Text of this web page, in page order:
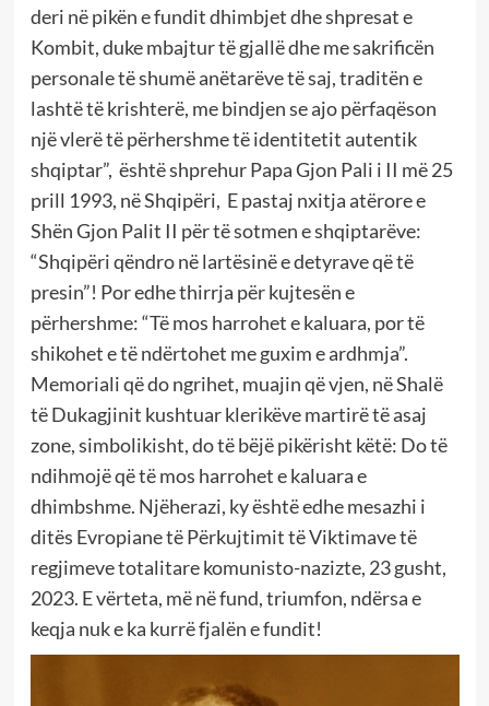
deri në pikën e fundit dhimbjet dhe shpresat e
Kombit, duke mbajtur të gjallë dhe me sakrificën
personale të shumë anëtarëve të saj, traditën e
lashtë të krishterë, me bindjen se ajo përfaqëson
një vlerë të përhershme të identitetit autentik
shqiptar”, është shprehur Papa Gjon Pali i II më 25
prill 1993, në Shqipëri, E pastaj nxitja atërore e
Shën Gjon Palit II për të sotmen e shqiptarëve:
“Shqipëri qëndro në lartësinë e detyrave që të
presin”! Por edhe thirrja për kujtesën e
përhershme: “Të mos harrohet e kaluara, por të
shikohet e të ndërtohet me guxim e ardhmja”.
Memoriali që do ngrihet, muajin që vjen, në Shalë
të Dukagjinit kushtuar klerikëve martirë të asaj
zone, simbolikisht, do të bëjë pikërisht këtë: Do të
ndihmojë që të mos harrohet e kaluara e
dhimbshme. Njëherazi, ky është edhe mesazhi i
ditës Evropiane të Përkujtimit të Viktimave të
regjimeve totalitare komunisto-nazizte, 23 gusht,
2023. E vërteta, më në fund, triumfon, ndërsa e
keqja nuk e ka kurrë fjalën e fundit!